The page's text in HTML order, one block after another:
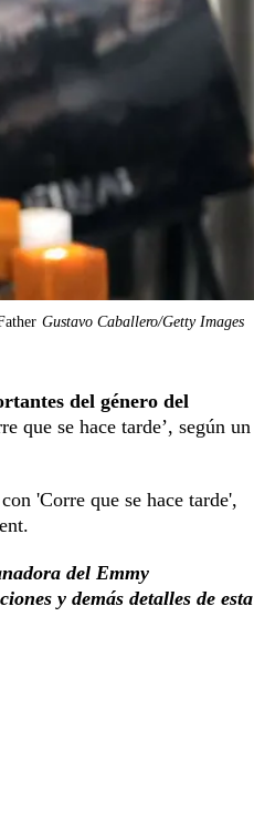
Gustavo Caballero/Getty Images
del género del
que se hace tarde’, según un
'Corre que se hace tarde',
del Emmy
y demás detalles de esta